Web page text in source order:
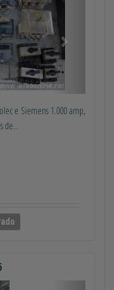
e Siemens 1.000 amp,
de...